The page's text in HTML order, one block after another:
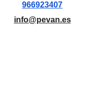
966923407
info@pevan.es